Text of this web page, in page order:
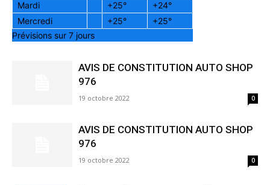
Mardi
+25° +24°
Mercredi
+25° +25°
Prévisions sur 7 jours
AVIS DE CONSTITUTION AUTO SHOP
976
19 octobre 2022 0
AVIS DE CONSTITUTION AUTO SHOP
976
19 octobre 2022 0